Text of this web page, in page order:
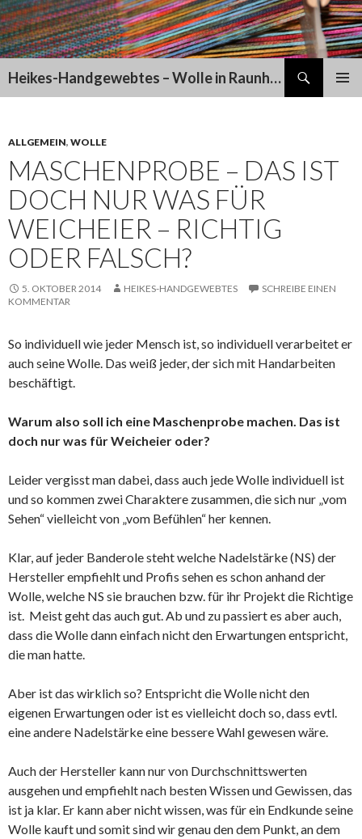
Heikes-Handgewebtes – Wolle in Raunheim
ALLGEMEIN, WOLLE
MASCHENPROBE – DAS IST
DOCH NUR WAS FÜR
WEICHEIER – RICHTIG
ODER FALSCH?
5. OKTOBER 2014 HEIKES-HANDGEWEBTES
SCHREIBE EINEN
KOMMENTAR
So individuell wie jeder Mensch ist, so individuell verarbeitet er
auch seine Wolle. Das weiß jeder, der sich mit Handarbeiten
beschäftigt.
Warum also soll ich eine Maschenprobe machen. Das ist
doch nur was für Weicheier oder?
Leider vergisst man dabei, dass auch jede Wolle individuell ist
und so kommen zwei Charaktere zusammen, die sich nur „vom
Sehen“ vielleicht von „vom Befühlen“ her kennen.
Klar, auf jeder Banderole steht welche Nadelstärke (NS) der
Hersteller empfiehlt und Profis sehen es schon anhand der
Wolle, welche NS sie brauchen bzw. für ihr Projekt die Richtige
ist. Meist geht das auch gut. Ab und zu passiert es aber auch,
dass die Wolle dann einfach nicht den Erwartungen entspricht,
die man hatte.
Aber ist das wirklich so? Entspricht die Wolle nicht den
eigenen Erwartungen oder ist es vielleicht doch so, dass evtl.
eine andere Nadelstärke eine bessere Wahl gewesen wäre.
Auch der Hersteller kann nur von Durchschnittswerten
ausgehen und empfiehlt nach besten Wissen und Gewissen, das
ist ja klar. Er kann aber nicht wissen, was für ein Endkunde seine
Wolle kauft und somit sind wir genau den dem Punkt, an dem